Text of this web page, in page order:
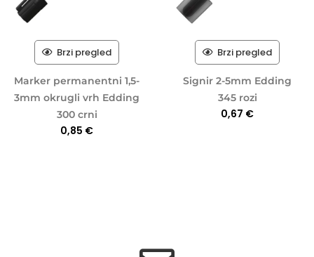
Brzi pregled
Marker permanentni 1,5-
3mm okrugli vrh Edding
300 crni
0,85 €
Brzi pregled
Signir 2-5mm Edding
345 rozi
0,67 €